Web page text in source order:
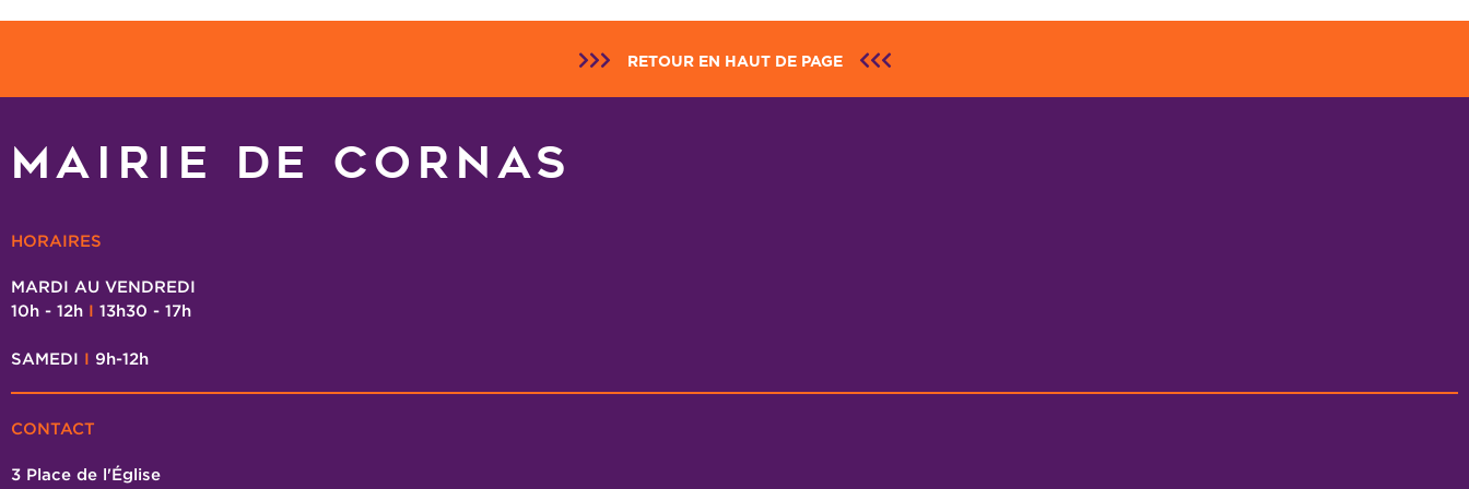
RETOUR EN HAUT DE PAGE
MAIRIE DE CORNAS
HORAIRES
MARDI AU VENDREDI
10h - 12h I 13h30 - 17h
SAMEDI I 9h-12h
CONTACT
3 Place de l'Église